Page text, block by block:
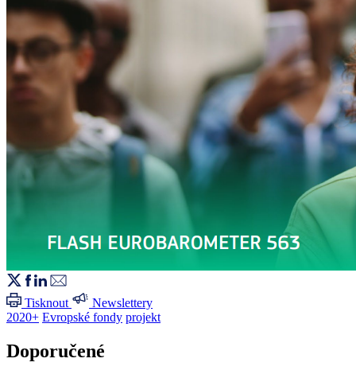
Tisknout
Newslettery
2020+ Evropské fondy projekt
Doporučené